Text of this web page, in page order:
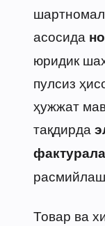
асосида
юридик
пулсиз
ҳужжат
тақдирда
Товар ва